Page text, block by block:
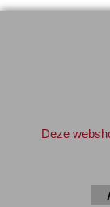
Deze